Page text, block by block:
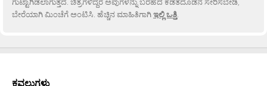
ಬೇರೆಯಾಗಿ ಮಿಂಚೆಗೆ ಅಂಟಿಸಿ. ಹೆಚ್ಚಿನ ಮಾಹಿತಿಗಾಗಿಇಲ್ಲಿ ಒತ್ತಿ.
ಕವಲುಗಳು